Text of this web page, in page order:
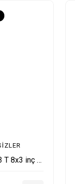
West Sound MT 83 T 8x3 inç 160 Watt 100V Hat Trafolu Duvar Hoparlörü